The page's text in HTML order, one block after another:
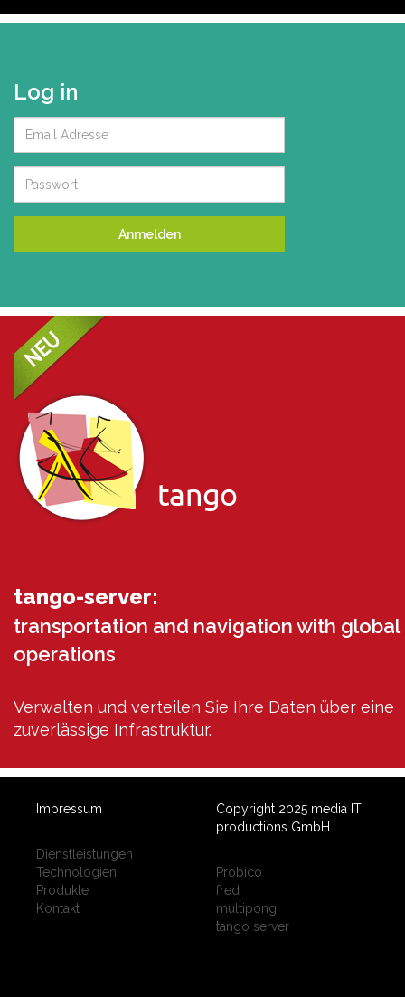
Log in
tango-server:
transportation and navigation with global
operations
Verwalten und verteilen Sie Ihre Daten über eine
zuverlässige Infrastruktur.
Impressum
Dienstleistungen
Technologien
Produkte
Kontakt
Copyright 2025 media IT
productions GmbH
Probico
fred
multipong
tango server